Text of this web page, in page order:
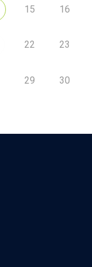
15 16
22 23
29 30